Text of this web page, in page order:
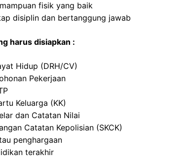
fisik yang baik
disiplin dan bertanggung jawab
harus disiapkan :
Hidup (DRH/CV)
Pekerjaan
Keluarga (KK)
dan Catatan Nilai
Catatan Kepolisian (SKCK)
penghargaan
terakhir